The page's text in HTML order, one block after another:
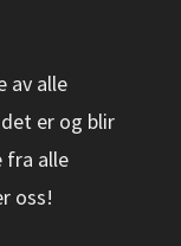
av alle
er og blir
fra alle
oss!